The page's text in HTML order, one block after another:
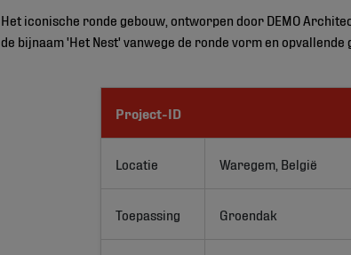
Het iconische ronde gebouw, ontworpen door DEMO
de bijnaam 'Het Nest' vanwege de ronde vorm en
Project-ID
Locatie Waregem, België
Toepassing Groendak